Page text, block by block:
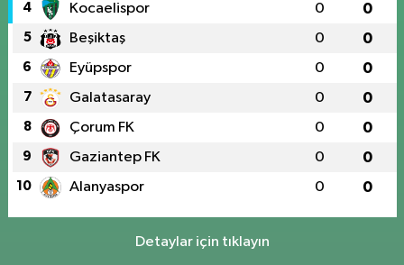
4 Kocaelispor 0 0
5 Beşiktaş 0 0
6 Eyüpspor 0 0
7 Galatasaray 0 0
8 Çorum FK 0 0
9 Gaziantep FK 0 0
10 Alanyaspor 0 0
Detaylar için tıklayın